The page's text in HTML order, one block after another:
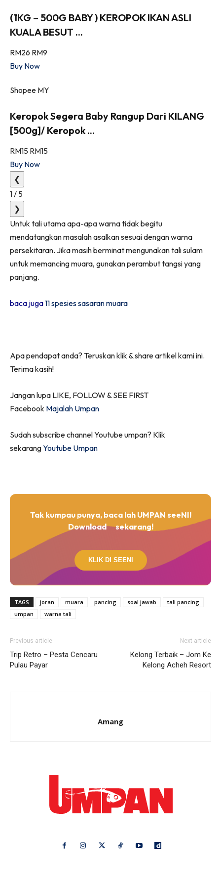
(1KG – 500G BABY ) KEROPOK IKAN ASLI
KUALA BESUT ...
RM26 RM9
Buy Now
Shopee MY
Keropok Segera Baby Rangup Dari KILANG
[500g]/ Keropok ...
RM15 RM15
Buy Now
❮
1 / 5
❯
Untuk tali utama apa-apa warna tidak begitu
mendatangkan masalah asalkan sesuai dengan warna
persekitaran. Jika masih berminat mengunakan tali sulam
untuk memancing muara, gunakan perambut tangsi yang
panjang.
baca juga11 spesies sasaran muara
Apa pendapat anda? Teruskan klik & share artikel kami ini.
Terima kasih!
Jangan lupa LIKE, FOLLOW & SEE FIRST
Facebook Majalah Umpan
Sudah subscribe channel Youtube umpan? Klik
sekarangYoutube Umpan
Tak kumpau punya, baca lah UMPAN seeNI!
Download
sekarang!
KLIK DI SEENI
TAGS joran muara pancing soal jawab
tali pancing
umpan
warna tali
Previous article
Trip Retro – Pesta Cencaru
Pulau Payar
Next article
Kelong Terbaik – Jom Ke
Kelong Acheh Resort
Amang